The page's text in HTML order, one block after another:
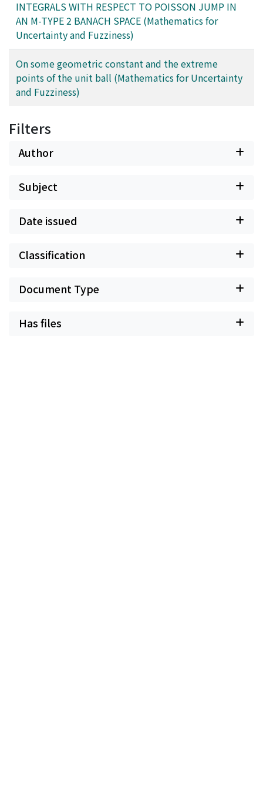
INTEGRALS WITH RESPECT TO POISSON JUMP IN
AN M-TYPE 2 BANACH SPACE (Mathematics for
Uncertainty and Fuzziness)
On some geometric constant and the extreme
points of the unit ball (Mathematics for Uncertainty
and Fuzziness)
Filters
Author
Subject
Date issued
Classification
Document Type
Has files